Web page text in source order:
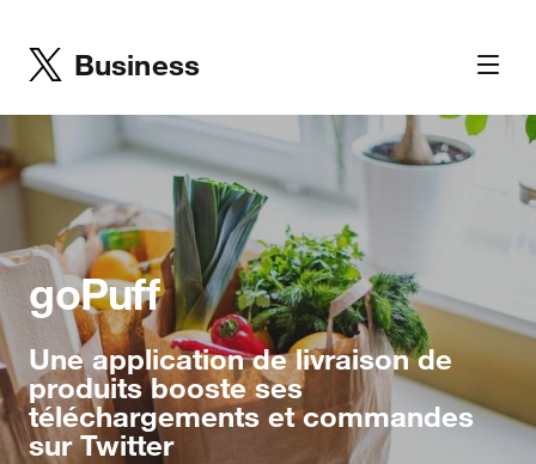
Business
goPuff
Une application de livraison de
produits booste ses
téléchargements et commandes
sur Twitter